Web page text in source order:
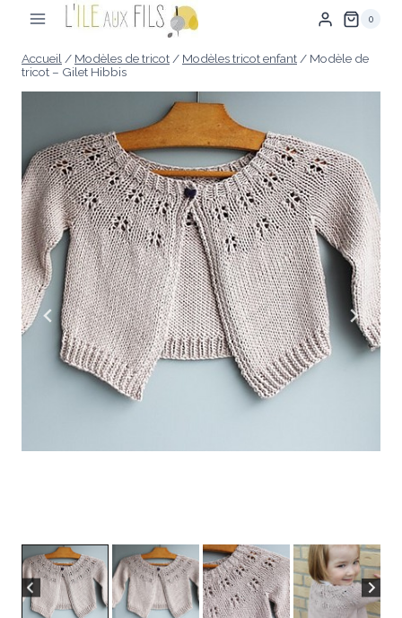
0
Accueil/ Modèles de tricot/ Modèles tricot enfant/ Modèle de
tricot – Gilet Hibbis